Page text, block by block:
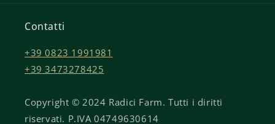
Contatti
+39 0823 1991981
+39 3473278425
Copyright © 2024 Radici Farm. Tutti i diritti
riservati. P.IVA 04749630614